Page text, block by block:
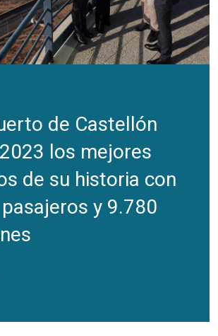
de Castellón
los mejores
de su historia con
y 9.780